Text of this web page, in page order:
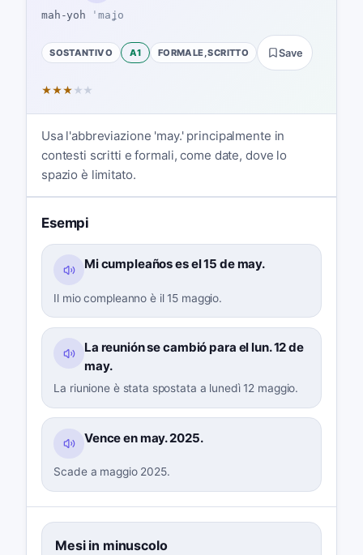
mah-yoh ˈmaʝo
SOSTANTIVO A1 FORMALE, SCRITTO Save
★★★ ★ ★
Usa l'abbreviazione 'may.' principalmente in
contesti scritti e formali, come date, dove lo
spazio è limitato.
Esempi
Mi cumpleaños es el 15 de may.
Il mio compleanno è il 15 maggio.
La reunión se cambió para el lun. 12 de
may.
La riunione è stata spostata a lunedì 12 maggio.
Vence en may. 2025.
Scade a maggio 2025.
Mesi in minuscolo